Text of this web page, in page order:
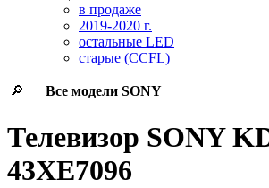
в продаже
2019-2020 г.
остальные LED
старые (CCFL)
🔎 Все модели SONY
Телевизор SONY
43XE7096